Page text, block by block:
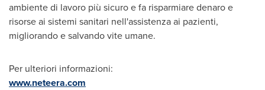
ambiente di lavoro più sicuro e fa risparmiare denaro e
risorse ai sistemi sanitari nell'assistenza ai pazienti,
migliorando e salvando vite umane.
Per ulteriori informazioni:
www.neteera.com